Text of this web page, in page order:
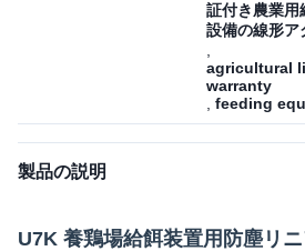
証付き農業用
設備の線形ア
agricultural
warranty
feeding
製品の説明
U7K 養鶏場給餌装置用防塵リ